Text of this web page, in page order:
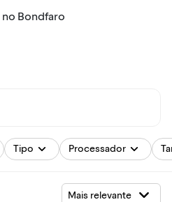
Tipo Processador